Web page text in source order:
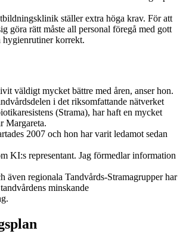
ställer extra höga krav. För att
göra rätt måste all personal föregå med gott
hygienrutiner korrekt.
väldigt mycket bättre med åren, anser hon.
i det riksomfattande nätverket
(Strama), har haft en mycket
Margareta.
2007 och hon har varit ledamot sedan
KI:s representant. Jag förmedlar information
även regionala Tandvårds-Stramagrupper har
minskande